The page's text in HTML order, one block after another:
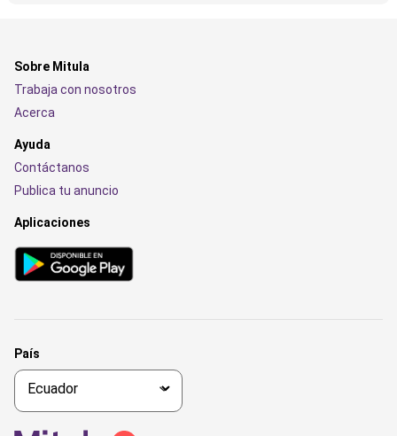
Sobre Mitula
Trabaja con nosotros
Acerca
Ayuda
Contáctanos
Publica tu anuncio
Aplicaciones
País